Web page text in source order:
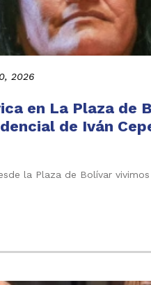
2026
en La Plaza de
de Iván
la Plaza de Bolívar